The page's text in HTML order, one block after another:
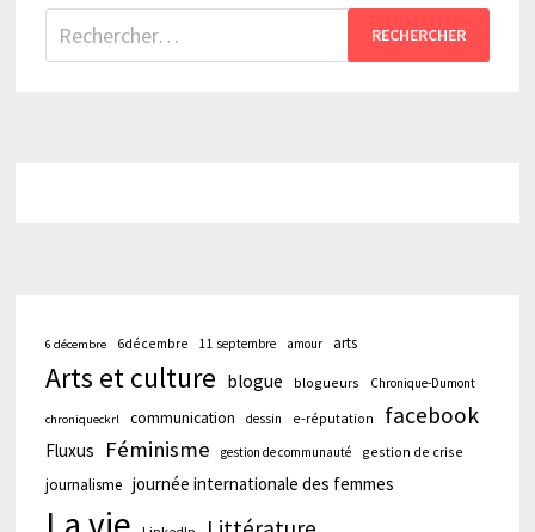
Rechercher :
6 décembre 6décembre 11 septembre amour arts
Arts et culture blogue blogueurs Chronique-Dumont
chroniqueckrl communication dessin e-réputation facebook
Fluxus Féminisme gestion de communauté gestion de crise
journalisme journée internationale des femmes